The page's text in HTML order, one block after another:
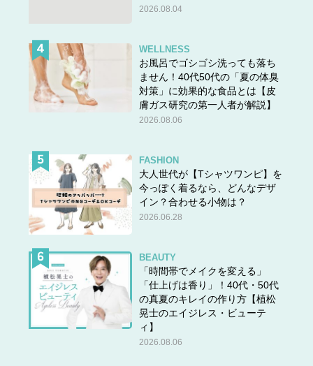
2026.08.04
WELLNESS
お風呂でゴシゴシ洗っても落ち
ません！40代50代の「夏の体臭
対策」に効果的な食品とは【皮
膚ガス研究の第一人者が解説】
2026.08.06
FASHION
大人世代が【Tシャツワンピ】を
今っぽく着るなら、どんなデザ
イン？合わせる小物は？
2026.06.28
BEAUTY
「時間帯でメイクを変える」
「仕上げは香り」！40代・50代
の真夏のキレイの作り方【植松
晃士のエイジレス・ビューテ
ィ】
2026.08.06